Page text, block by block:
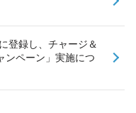
登録し、チャージ＆
ンペーン」実施につ